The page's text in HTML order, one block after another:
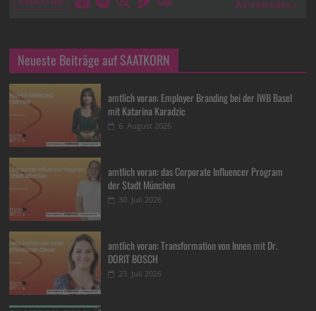
Neueste Beiträge auf SAATKORN
amtlich voran: Employer Branding bei der IWB Basel
mit Katarina Karadzic
6. August 2026
amtlich voran: das Corporate Influencer Program
der Stadt München
30. Juli 2026
amtlich voran: Transformation von Innen mit Dr.
DORIT BOSCH
23. Juli 2026